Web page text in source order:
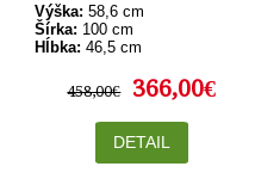
Výška: 58,6 cm
Šírka: 100 cm
Hĺbka: 46,5 cm
458,00€ 366,00€
DETAIL